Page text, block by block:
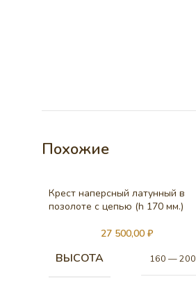
Похожие
Крест наперсный латунный в
позолоте с цепью (h 170 мм.)
27 500,00 ₽
ВЫСОТА 160 — 200